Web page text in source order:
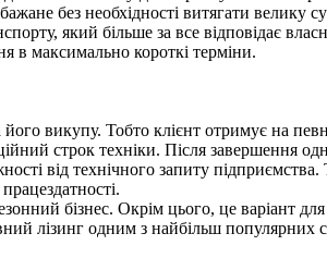
без необхідності витягати велику
який більше за все відповідає
в максимально короткі терміни.
викупу. Тобто клієнт отримує на
строк техніки. Після завершення
від технічного запиту
бізнес. Окрім цього, це варіант
лізинг одним з найбільш популярних